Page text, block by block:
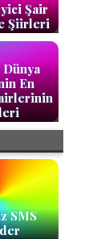
Şair
Şiirleri
En
SMS